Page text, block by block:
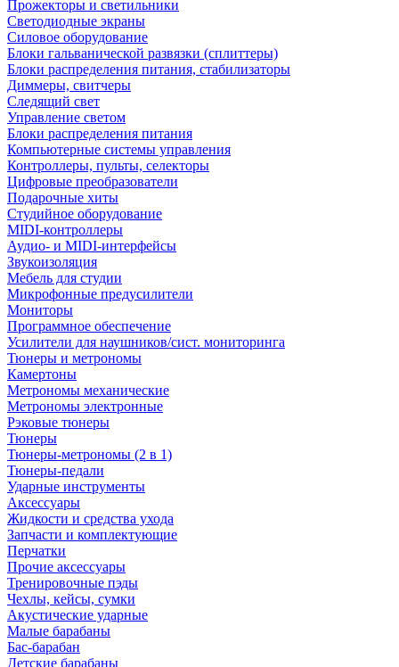
Прожекторы и светильники
Светодиодные экраны
Силовое оборудование
Блоки гальванической развязки (сплиттеры)
Блоки распределения питания, стабилизаторы
Диммеры, свитчеры
Следящий свет
Управление светом
Блоки распределения питания
Компьютерные системы управления
Контроллеры, пульты, селекторы
Цифровые преобразователи
Подарочные хиты
Студийное оборудование
MIDI-контроллеры
Аудио- и MIDI-интерфейсы
Звукоизоляция
Мебель для студии
Микрофонные предусилители
Мониторы
Программное обеспечение
Усилители для наушников/сист. мониторинга
Тюнеры и метрономы
Камертоны
Метрономы механические
Метрономы электронные
Рэковые тюнеры
Тюнеры
Тюнеры-метрономы (2 в 1)
Тюнеры-педали
Ударные инструменты
Аксессуары
Жидкости и средства ухода
Запчасти и комплектующие
Перчатки
Прочие аксессуары
Тренировочные пэды
Чехлы, кейсы, сумки
Акустические ударные
Mалые барабаны
Бас-барабан
Детские барабаны